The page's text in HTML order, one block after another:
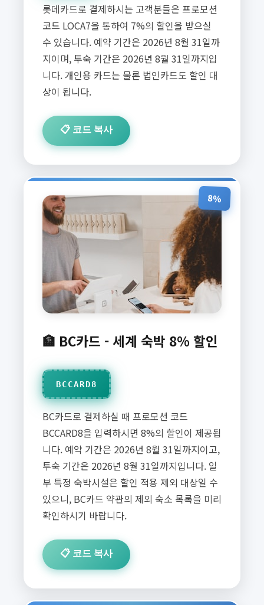
롯데카드로 결제하시는 고객분들은 프로모션
코드 LOCA7을 통하여 7%의 할인을 받으실
수 있습니다. 예약 기간은 2026년 8월 31일까
지이며, 투숙 기간은 2026년 8월 31일까지입
니다. 개인용 카드는 물론 법인카드도 할인 대
상이 됩니다.
📋 코드 복사
8%
🏦 BC카드 - 세계 숙박 8% 할인
BCCARD8
BC카드로 결제하실 때 프로모션 코드
BCCARD8을 입력하시면 8%의 할인이 제공됩
니다. 예약 기간은 2026년 8월 31일까지이고,
투숙 기간은 2026년 8월 31일까지입니다. 일
부 특정 숙박시설은 할인 적용 제외 대상일 수
있으니, BC카드 약관의 제외 숙소 목록을 미리
확인하시기 바랍니다.
📋 코드 복사